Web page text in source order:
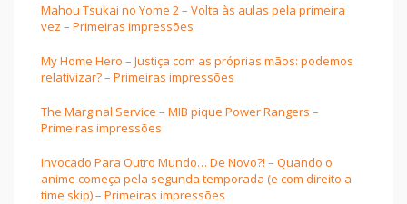
Mahou Tsukai no Yome 2 – Volta às aulas pela primeira
vez – Primeiras impressões
My Home Hero – Justiça com as próprias mãos: podemos
relativizar? – Primeiras impressões
The Marginal Service – MIB pique Power Rangers –
Primeiras impressões
Invocado Para Outro Mundo… De Novo?! – Quando o
anime começa pela segunda temporada (e com direito a
time skip) – Primeiras impressões